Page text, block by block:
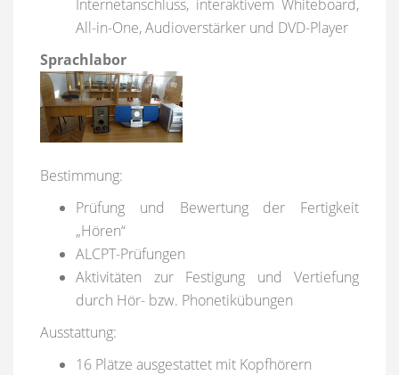
Internetanschluss, interaktivem Whiteboard,
All-in-One, Audioverstärker und DVD-Player
Sprachlabor
Bestimmung:
Prüfung und Bewertung der Fertigkeit
„Hören“
ALCPT-Prüfungen
Aktivitäten zur Festigung und Vertiefung
durch Hör- bzw. Phonetikübungen
Ausstattung:
16 Plätze ausgestattet mit Kopfhörern